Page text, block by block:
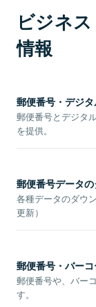
ビジネ
情報
郵便番号・デジ
郵便番号とデジタ
を提供。
郵便番号データ
各種データのダウ
更新）
郵便番号・バー
郵便番号や、バー
す。